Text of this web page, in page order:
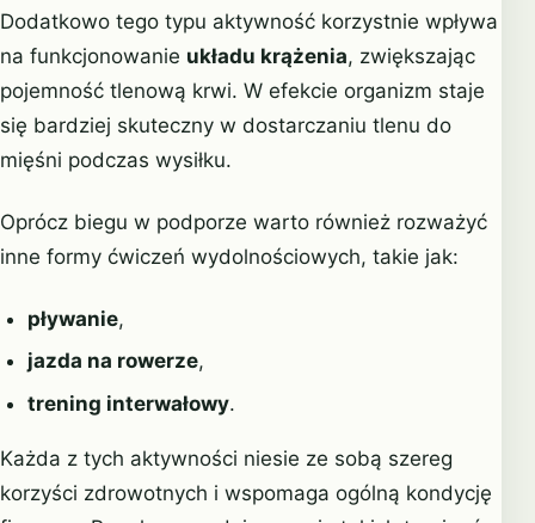
Dodatkowo tego typu aktywność korzystnie wpływa
na funkcjonowanie układu krążenia, zwiększając
pojemność tlenową krwi. W efekcie organizm staje
się bardziej skuteczny w dostarczaniu tlenu do
mięśni podczas wysiłku.
Oprócz biegu w podporze warto również rozważyć
inne formy ćwiczeń wydolnościowych, takie jak:
pływanie,
jazda na rowerze,
trening interwałowy.
Każda z tych aktywności niesie ze sobą szereg
korzyści zdrowotnych i wspomaga ogólną kondycję